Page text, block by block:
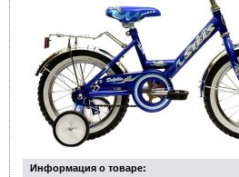
Информация о товаре: